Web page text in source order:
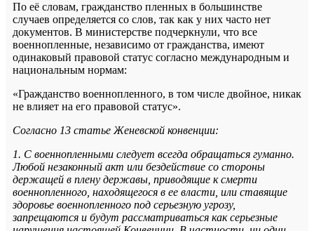
По её словам, гражданство пленных в большинстве
случаев определяется со слов, так как у них часто нет
документов. В министерстве подчеркнули, что все
военнопленные, независимо от гражданства, имеют
одинаковый правовой статус согласно международным и
национальным нормам:
«Гражданство военнопленного, в том числе двойное, никак
не влияет на его правовой статус».
Согласно 13 статье Женевской конвенции:
1. С военнопленными следует всегда обращаться гуманно.
Любой незаконный акт или бездействие со стороны
держащей в плену державы, приводящие к смерти
военнопленного, находящегося в ее власти, или ставящие
здоровье военнопленного под серьезную угрозу,
запрещаются и будут рассматриваться как серьезные